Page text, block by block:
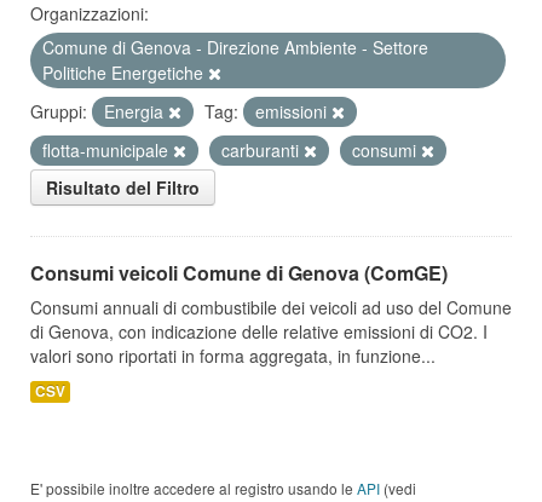
Organizzazioni:
Comune di Genova - Direzione Ambiente - Settore
Politiche Energetiche
Gruppi:
Energia Tag:
emissioni
flotta-municipale
carburanti
consumi
Risultato del Filtro
Consumi veicoli Comune di Genova (ComGE)
Consumi annuali di combustibile dei veicoli ad uso del Comune
di Genova, con indicazione delle relative emissioni di CO2. I
valori sono riportati in forma aggregata, in funzione...
CSV
E' possibile inoltre accedere al registro usando le API (vedi